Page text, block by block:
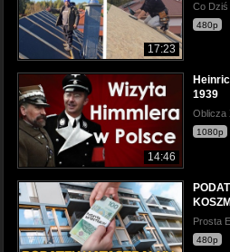
17:23
Co Dziś
480p
14:46
1939
Oblicza
1080p
Prosta
480p